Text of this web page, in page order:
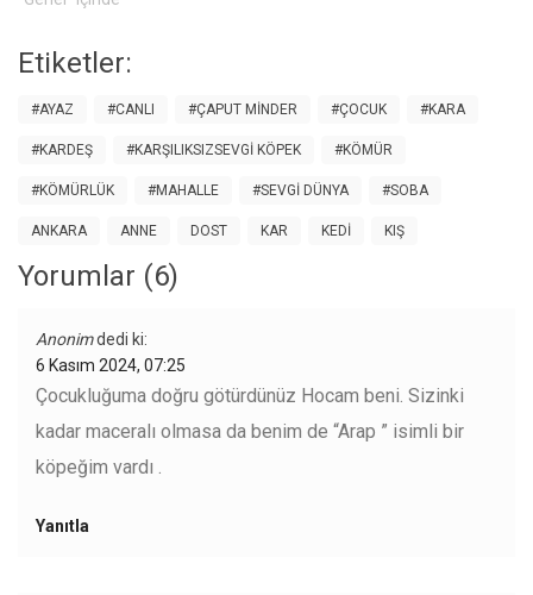
Etiketler:
#AYAZ #CANLI #ÇAPUT MINDER #ÇOCUK #KARA
#KARDEŞ #KARŞILIKSIZSEVGI KÖPEK #KÖMÜR
#KÖMÜRLÜK #MAHALLE #SEVGI DÜNYA #SOBA
ANKARA ANNE DOST KAR KEDI KIŞ
Yorumlar (6)
Anonimdedi ki:
6 Kasım 2024, 07:25
Çocukluğuma doğru götürdünüz Hocam beni. Sizinki
kadar maceralı olmasa da benim de “Arap ” isimli bir
köpeğim vardı .
Yanıtla